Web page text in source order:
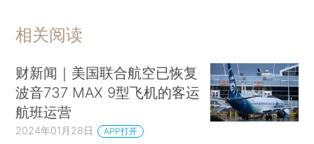
相关阅读
财新闻｜美国联合航空已恢复
波音737 MAX 9型飞机的客运
航班运营
2024年01月28日 APP打开